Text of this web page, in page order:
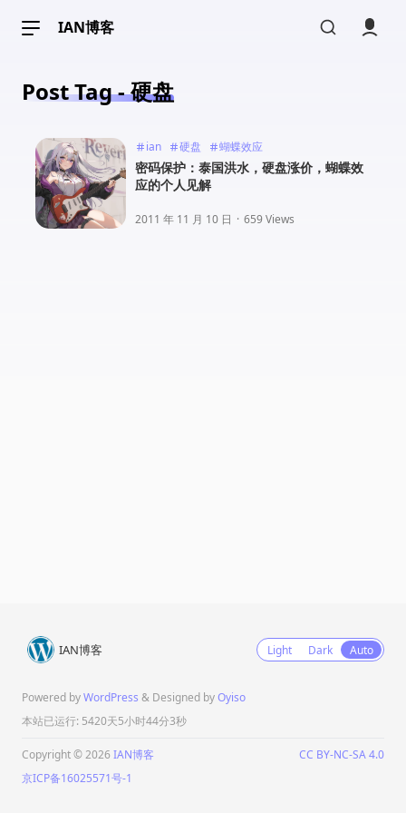
IAN博客
Post Tag - 硬盘
ian 硬盘 蝴蝶效应
密码保护：泰国洪水，硬盘涨价，蝴蝶效
应的个人见解
2011 年 11 月 10 日 · 659 Views
IAN博客 Light Dark Auto
Powered byWordPress & Designed byOyiso
本站已运行: 5420天5小时44分3秒
Copyright © 2026 IAN博客
CC BY-NC-SA 4.0
京ICP备16025571号-1